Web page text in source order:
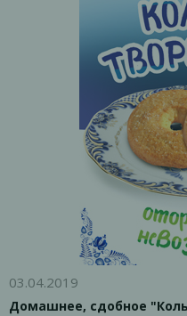
03.04.2019
Домашнее, сдобное